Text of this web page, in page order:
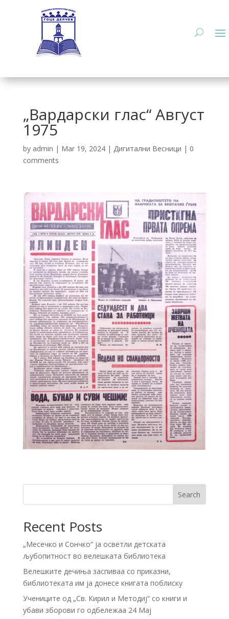
„Вардарски глас“ Август
1975
by admin | Mar 19, 2024| Дигитални Весници | 0
comments
Search
Recent Posts
„Месечко и Сончко“ ја осветли детската
љубопитност во велешката библиотека
Велешките дечиња заспиваа со приказни,
библиотеката им ја донесе книгата поблиску
Учениците од „Св. Кирил и Методиј“ со книги и
убави зборови го одбележаа 24 Мај